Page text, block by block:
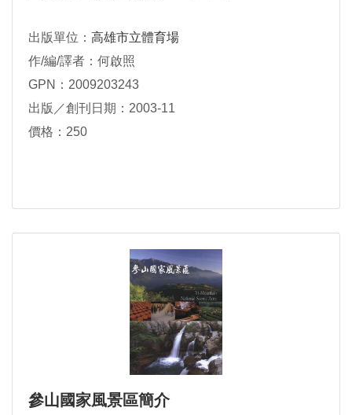
出版單位： 高雄市立體育場
作/編/譯者：何啟照
GPN：2009203243
出版／創刊日期：2003-11
價格：250
參山國家風景區簡介